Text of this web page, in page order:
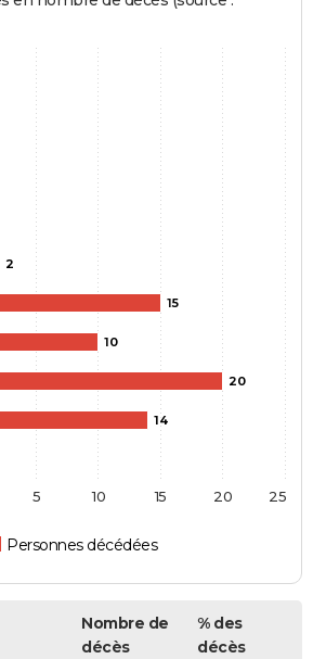
2
15
10
20
14
Personnes décédées
5 10 15 20 25
Nombre de
décès
% des
décès